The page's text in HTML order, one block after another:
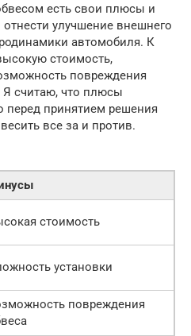
есть свои плюсы и
улучшение внешнего
автомобиля. К
стоимость,
повреждения
Я считаю, что плюсы
принятием решения
все за и против.
стоимость
установки
повреждения